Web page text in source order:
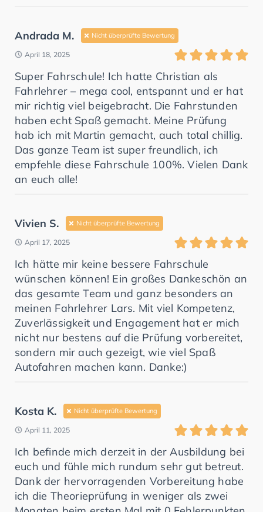
Andrada M. Nicht überprüfte Bewertung
April 18, 2025
Super Fahrschule! Ich hatte Christian als
Fahrlehrer – mega cool, entspannt und er hat
mir richtig viel beigebracht. Die Fahrstunden
haben echt Spaß gemacht. Meine Prüfung
hab ich mit Martin gemacht, auch total chillig.
Das ganze Team ist super freundlich, ich
empfehle diese Fahrschule 100%. Vielen Dank
an euch alle!
Vivien S. Nicht überprüfte Bewertung
April 17, 2025
Ich hätte mir keine bessere Fahrschule
wünschen können! Ein großes Dankeschön an
das gesamte Team und ganz besonders an
meinen Fahrlehrer Lars. Mit viel Kompetenz,
Zuverlässigkeit und Engagement hat er mich
nicht nur bestens auf die Prüfung vorbereitet,
sondern mir auch gezeigt, wie viel Spaß
Autofahren machen kann. Danke:)
Kosta K. Nicht überprüfte Bewertung
April 11, 2025
Ich befinde mich derzeit in der Ausbildung bei
euch und fühle mich rundum sehr gut betreut.
Dank der hervorragenden Vorbereitung habe
ich die Theorieprüfung in weniger als zwei